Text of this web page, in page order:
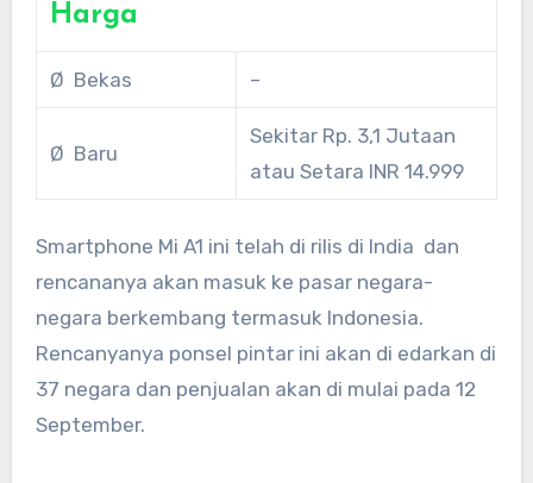
Harga
Ø Bekas –
Ø Baru
Sekitar Rp. 3,1 Jutaan
atau Setara INR 14.999
Smartphone Mi A1 ini telah di rilis di India dan
rencananya akan masuk ke pasar negara-
negara berkembang termasuk Indonesia.
Rencanyanya ponsel pintar ini akan di edarkan di
37 negara dan penjualan akan di mulai pada 12
September.